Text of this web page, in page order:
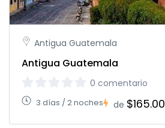
Antigua Guatemala
Antigua Guatemala
0 comentario
3 días / 2 noches de $165.00